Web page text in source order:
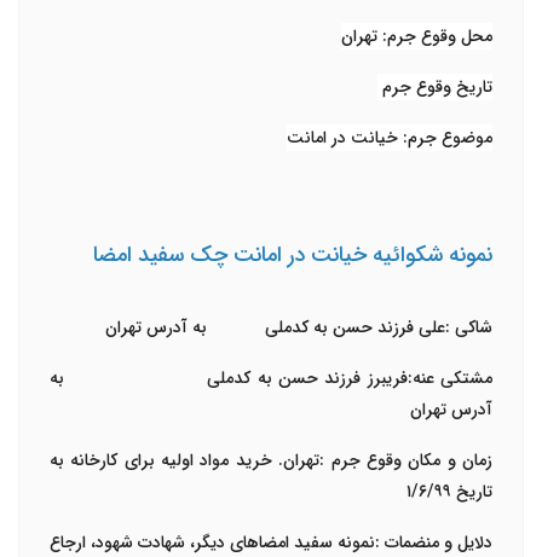
محل وقوع جرم: تهران
تاریخ وقوع جرم
موضوع جرم: خیانت در امانت
نمونه شکوائیه خیانت در امانت چک سفید امضا
شاکی :علی فرزند حسن به کدملی به آدرس تهران
مشتکی عنه:فریبرز فرزند حسن به کدملی به
آدرس تهران
زمان و مکان وقوع جرم :تهران. خرید مواد اولیه برای کارخانه به
تاریخ ۱/۶/۹۹
دلایل و منضمات :نمونه سفید امضاهای دیگر، شهادت شهود، ارجاع